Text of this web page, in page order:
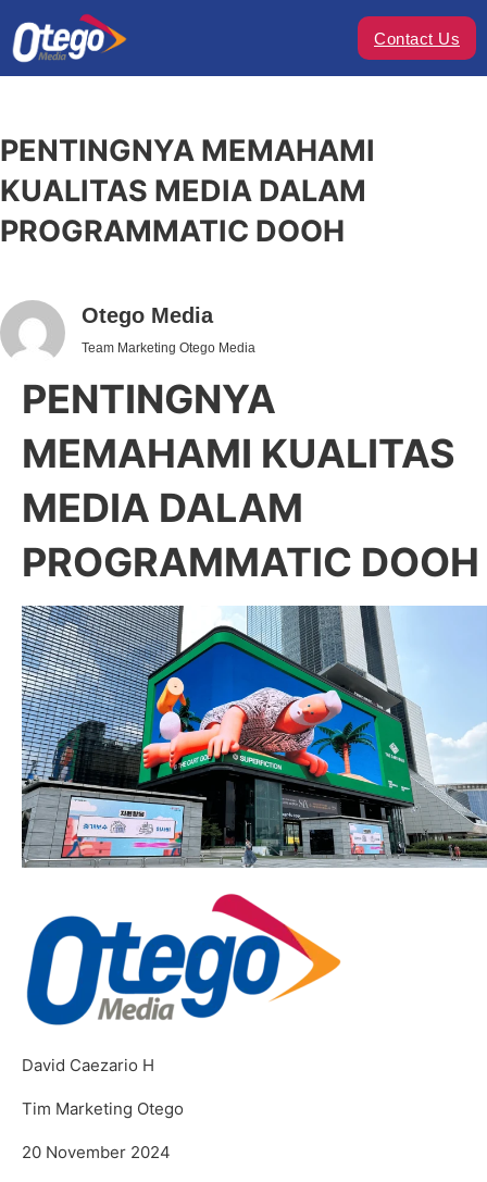
Contact Us
PENTINGNYA MEMAHAMI
KUALITAS MEDIA DALAM
PROGRAMMATIC DOOH
Otego Media
Team Marketing Otego Media
PENTINGNYA
MEMAHAMI KUALITAS
MEDIA DALAM
PROGRAMMATIC DOOH
David Caezario H
Tim Marketing Otego
20 November 2024